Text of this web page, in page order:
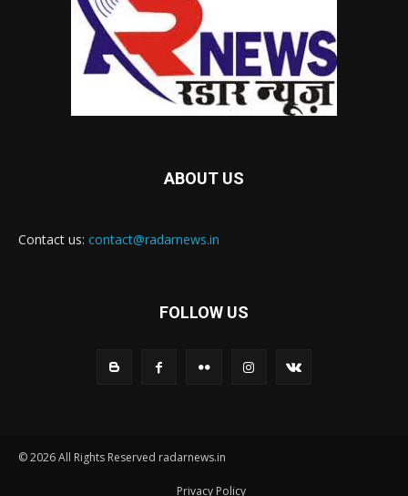
ABOUT US
Contact us: contact@radarnews.in
FOLLOW US
© 2026 All Rights Reserved radarnews.in
Privacy Policy